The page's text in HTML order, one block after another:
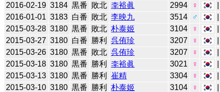
2016-02-19 3184 黒番 敗北 李裕眞 2994 ♀
2016-01-01 3183 白番 敗北 李映九 3514 ♂
2015-03-28 3180 黒番 敗北 朴泰姬 3104 ♀
2015-03-27 3180 白番 勝利 呉侑珍 3207 ♀
2015-03-26 3180 黒番 敗北 呉侑珍 3207 ♀
2015-03-18 3180 黒番 勝利 李裕眞 3021 ♀
2015-03-13 3180 黒番 勝利 崔精 3304 ♀
2015-03-10 3180 黒番 勝利 朴泰姬 3104 ♀